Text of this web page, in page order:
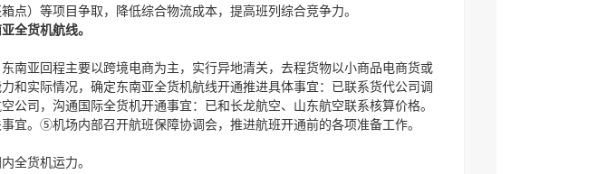
点）等项目争取，降低综合物流成本，提高班列综合竞争力。
全货机航线。
南亚回程主要以跨境电商为主，实行异地清关，去程货物以小商品电商货或
和实际情况，确定东南亚全货机航线开通推进具体事宜：已联系货代公司调
公司，沟通国际全货机开通事宜：已和长龙航空、山东航空联系核算价格。
宜。⑤机场内部召开航班保障协调会，推进航班开通前的各项准备工作。
全货机运力。